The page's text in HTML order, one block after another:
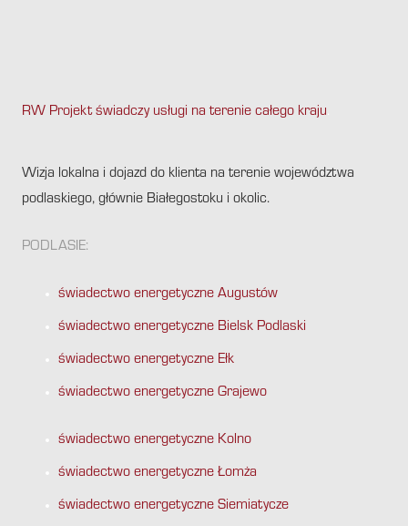
RW Projekt świadczy usługi na terenie całego kraju
Wizja lokalna i dojazd do klienta na terenie województwa
podlaskiego, głównie Białegostoku i okolic.
PODLASIE:
świadectwo energetyczne Augustów
świadectwo energetyczne Bielsk Podlaski
świadectwo energetyczne Ełk
świadectwo energetyczne Grajewo
świadectwo energetyczne Kolno
świadectwo energetyczne Łomża
świadectwo energetyczne Siemiatycze